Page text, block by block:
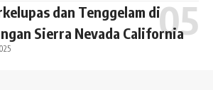
dan Tenggelam di
Sierra Nevada California